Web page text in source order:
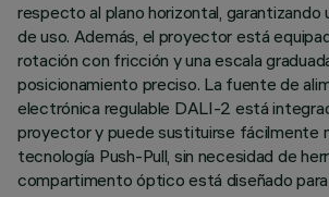
respecto al plano horizontal, garantizando
de uso. Además, el proyector está
rotación con fricción y una escala
posicionamiento preciso. La fuente de
electrónica regulable DALI-2 está
proyector y puede sustituirse fácilmente
tecnología Push-Pull, sin necesidad de
compartimento óptico está diseñado